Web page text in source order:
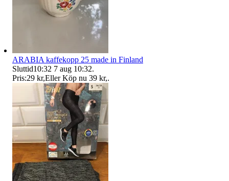
ARABIA kaffekopp 25 made in Finland
Sluttid10:32 7 aug 10:32.
Pris:29 kr,Eller Köp nu 39 kr,.